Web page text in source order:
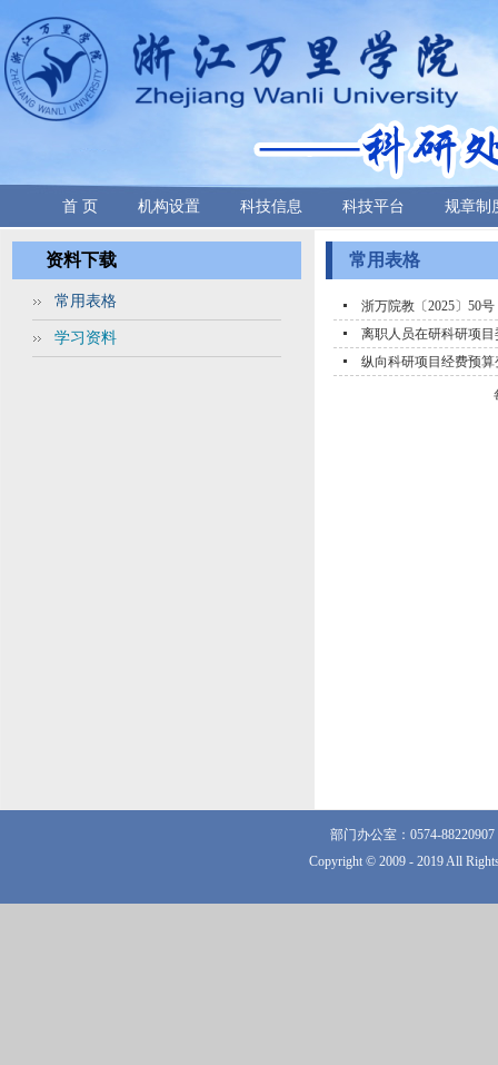
首 页 机构设置 科技信息 科技平台 规章制
资料下载
常用表格
学习资料
常用表格
浙万院教〔2025〕50
离职人员在研科研项目
纵向科研项目经费预算
部门办公室：0574-
Copyright © 2009 - 2019 All